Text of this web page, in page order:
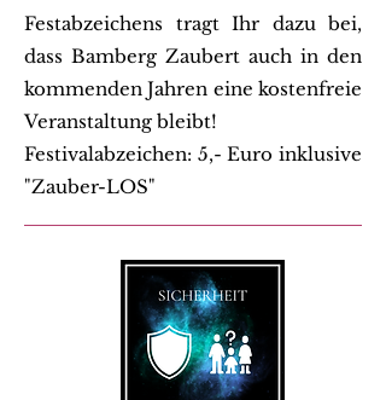
Festabzeichens tragt Ihr dazu bei,
dass Bamberg Zaubert auch in den
kommenden Jahren eine kostenfreie
Veranstaltung bleibt!
Festivalabzeichen: 5,- Euro inklusive
"Zauber-LOS"